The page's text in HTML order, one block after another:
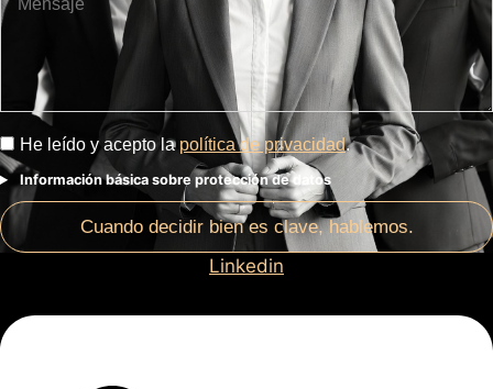
He leído y acepto la política de privacidad.
Información básica sobre protección de datos
Cuando decidir bien es clave, hablemos.
Linkedin